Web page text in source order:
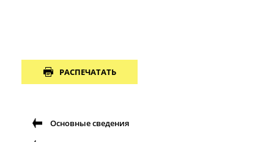
РАСПЕЧАТАТЬ
Основные сведения